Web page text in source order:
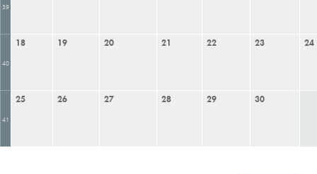
39
40
18 19 20 21 22 23 24
41
25 26 27 28 29 30